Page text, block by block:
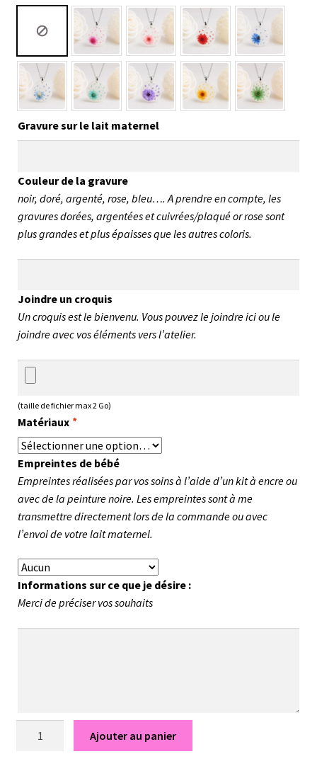
Gravure sur le lait maternel
Couleur de la gravure
noir, doré, argenté, rose, bleu…. A prendre en compte, les
gravures dorées, argentées et cuivrées/plaqué or rose sont
plus grandes et plus épaisses que les autres coloris.
Joindre un croquis
Un croquis est le bienvenu. Vous pouvez le joindre ici ou le
joindre avec vos éléments vers l’atelier.
(taille de fichier max 2 Go)
Matériaux *
Empreintes de bébé
Empreintes réalisées par vos soins à l’aide d’un kit à encre ou
avec de la peinture noire. Les empreintes sont à me
transmettre directement lors de la commande ou avec
l’envoi de votre lait maternel.
Informations sur ce que je désire :
Merci de préciser vos souhaits
Ajouter au panier